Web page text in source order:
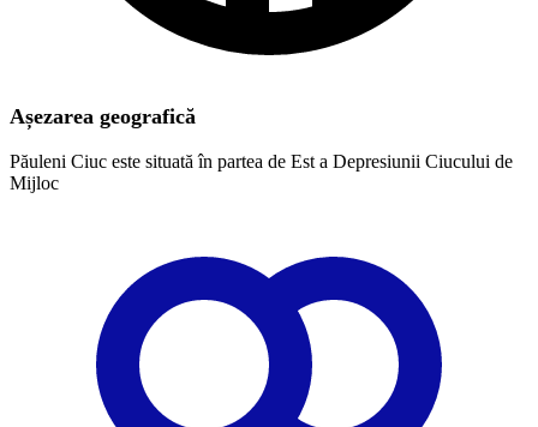
Așezarea geografică
Păuleni Ciuc este situată în partea de Est a Depresiunii Ciucului de
Mijloc